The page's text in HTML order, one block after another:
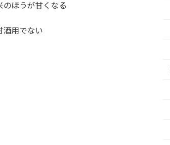
のほうが甘くなる
酒用でない